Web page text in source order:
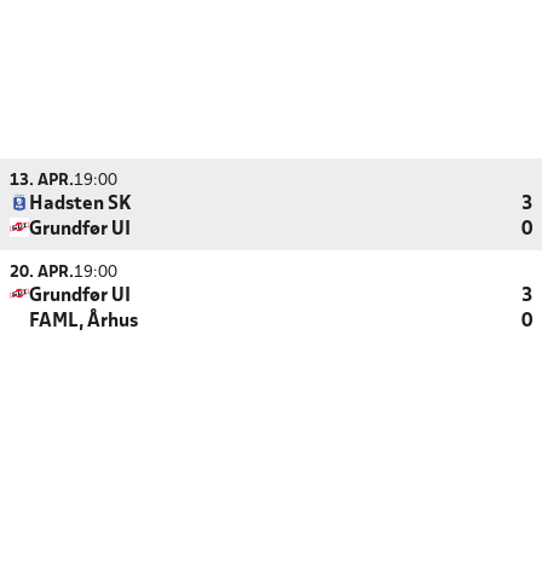
13. APR.19:00
Hadsten SK
3
Grundfør UI
0
20. APR.19:00
Grundfør UI
3
FAML, Århus
0